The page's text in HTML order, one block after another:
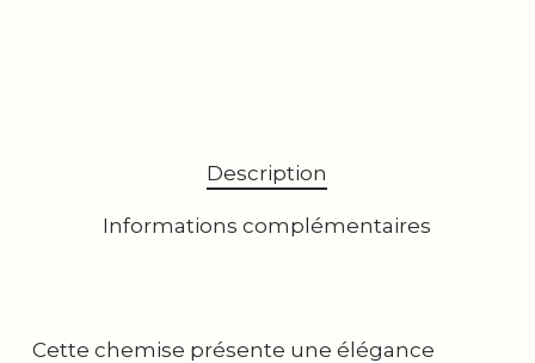
Description
Informations complémentaires
Cette chemise présente une élégance